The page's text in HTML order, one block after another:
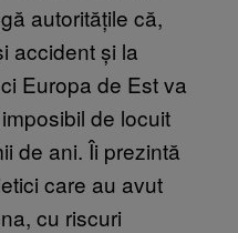
autoritățile că,
accident și la
Europa de Est va
de locuit
de ani. Îi prezintă
care au avut
cu riscuri